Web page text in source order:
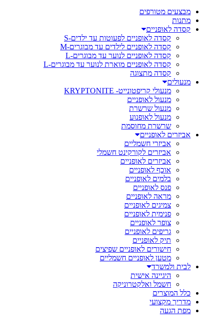
מבצעים מטורפים
מתנות
קסדה לאופניים
קסדה לאופניים לפעוטות עד ילדים-S
קסדה לאופניים לילדים עד מבוגרים-M
קסדה לאופניים לנוער עד מבוגרים-L
קסדה לאופניים מוארת לנוער עד מבוגרים-L
קסדה מתצוגה
מנעולים
מנעולי קריפטונייט- KRYPTONITE
מנעול לאופניים
מנעול שרשרת
מנעול לאופנוע
שרשרת מחוסמת
אביזרים לאופניים
אביזרי חשמליים
אביזרים לקורקינט חשמלי
אביזרים לאופניים
אוכף לאופניים
בלמים לאופניים
פנס לאופניים
מראה לאופניים
צמיגים לאופניים
פנימית לאופניים
צופר לאופניים
גריפים לאופניים
תיק לאופניים
חישורים לאופניים שפיצים
מטען לאופניים חשמליים
לבית ולמשרד
היגיינה אישית
חשמל ואלקטרוניקה
כלל המוצרים
מדריך מקצועי
מפת הגעה